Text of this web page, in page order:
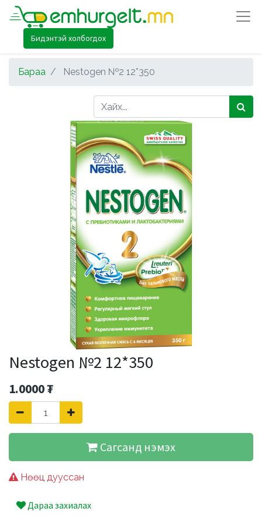
Бидэнтэй холбогдох
Бараа Nestogen №2 12*350
Nestogen №2 12*350
1.0000₮
Сагсанд нэмэх
Нөөц дууссан
Дараа захиалах